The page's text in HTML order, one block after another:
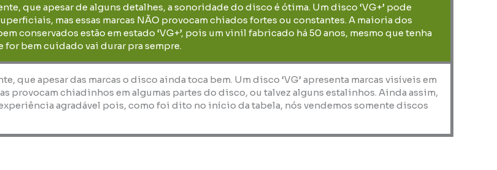
que apesar de alguns detalhes, a sonoridade do disco é ótima. Um disco ‘VG+’ pode
mas essas marcas NÃO provocam chiados fortes ou constantes. A maioria dos
conservados estão em estado ‘VG+’, pois um vinil fabricado há 50 anos, mesmo que tenha
for bem cuidado vai durar pra sempre.
que apesar das marcas o disco ainda toca bem. Um disco ‘VG’ apresenta marcas visíveis em
provocam chiadinhos em algumas partes do disco, ou talvez alguns estalinhos. Ainda assim,
experiência agradável pois, como foi dito no início da tabela, nós vendemos somente discos